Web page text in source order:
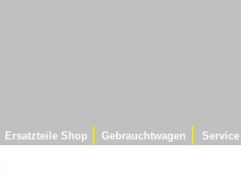
Ersatzteile Shop Gebrauchtwagen Service